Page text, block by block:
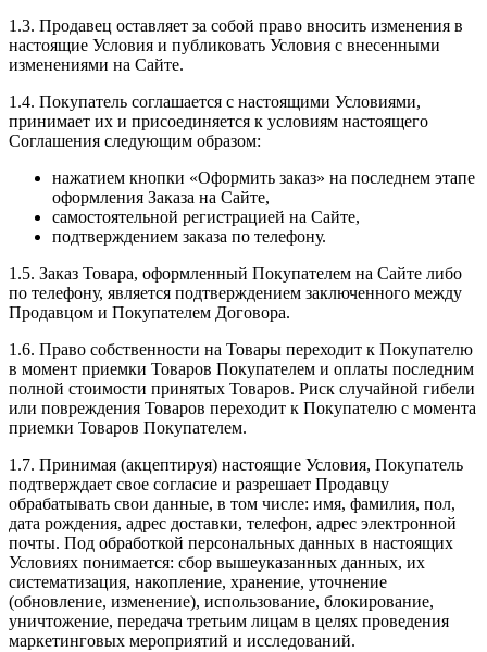
1.3. Продавец оставляет за собой право вносить изменения в
настоящие Условия и публиковать Условия с внесенными
изменениями на Сайте.
1.4. Покупатель соглашается с настоящими Условиями,
принимает их и присоединяется к условиям настоящего
Соглашения следующим образом:
нажатием кнопки «Оформить заказ» на последнем этапе
оформления Заказа на Сайте,
самостоятельной регистрацией на Сайте,
подтверждением заказа по телефону.
1.5. Заказ Товара, оформленный Покупателем на Сайте либо
по телефону, является подтверждением заключенного между
Продавцом и Покупателем Договора.
1.6. Право собственности на Товары переходит к Покупателю
в момент приемки Товаров Покупателем и оплаты последним
полной стоимости принятых Товаров. Риск случайной гибели
или повреждения Товаров переходит к Покупателю с момента
приемки Товаров Покупателем.
1.7. Принимая (акцептируя) настоящие Условия, Покупатель
подтверждает свое согласие и разрешает Продавцу
обрабатывать свои данные, в том числе: имя, фамилия, пол,
дата рождения, адрес доставки, телефон, адрес электронной
почты. Под обработкой персональных данных в настоящих
Условиях понимается: сбор вышеуказанных данных, их
систематизация, накопление, хранение, уточнение
(обновление, изменение), использование, блокирование,
уничтожение, передача третьим лицам в целях проведения
маркетинговых мероприятий и исследований.